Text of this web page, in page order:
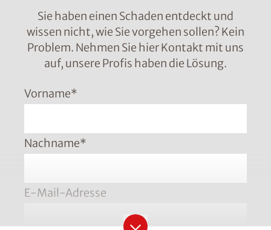
Sie haben einen Schaden entdeckt und
wissen nicht, wie Sie vorgehen sollen? Kein
Problem. Nehmen Sie hier Kontakt mit uns
auf, unsere Profis haben die Lösung.
Vorname*
Nachname*
E-Mail-Adresse